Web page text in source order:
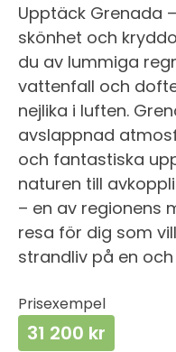
Upptäck Grenada
skönhet och
du av lummiga
vattenfall och
nejlika i luften.
avslappnad
och fantastiska
naturen till
– en av regionens
resa för dig som
strandliv på en
Prisexempel
31 200 kr